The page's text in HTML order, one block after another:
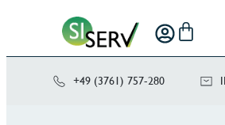
+49 (3761) 757-280